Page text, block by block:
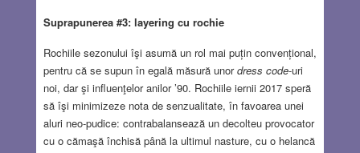
Suprapunerea #3: layering cu rochie
Rochiile sezonului îşi asumă un rol mai puțin convențional,
pentru că se supun în egală măsură unordress code-uri
noi, dar şi influenţelor anilor ’90. Rochiile iernii 2017 speră
să îşi minimizeze nota de senzualitate, în favoarea unei
aluri neo-pudice: contrabalansează un decolteu provocator
cu o cămaşă închisă până la ultimul nasture, cu o helancă